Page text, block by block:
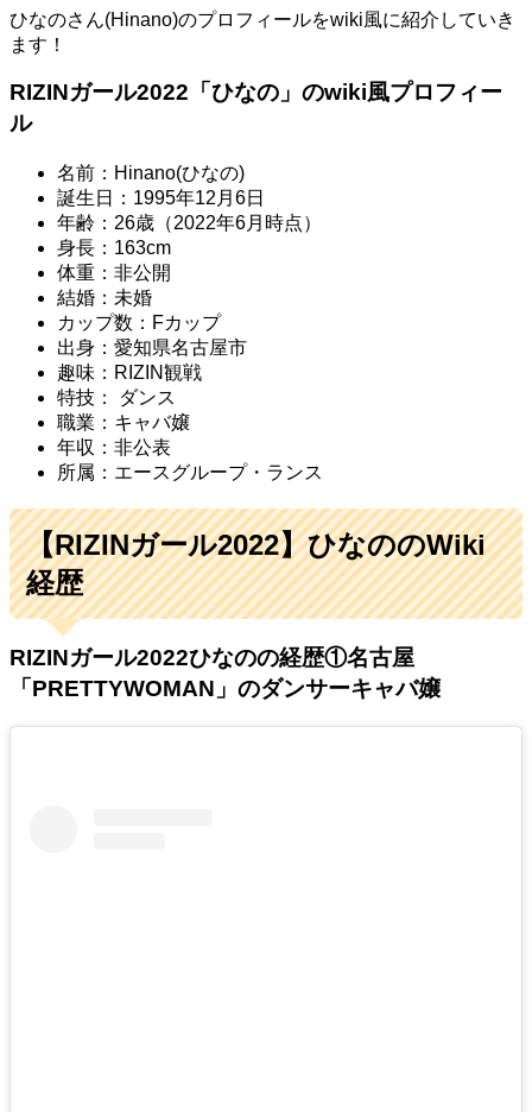
ひなのさん(Hinano)のプロフィールをwiki風に紹介していき
ます！
RIZINガール2022「ひなの」のwiki風プロフィー
ル
名前：Hinano(ひなの)
誕生日：1995年12月6日
年齢：26歳（2022年6月時点）
身長：163cm
体重：非公開
結婚：未婚
カップ数：Fカップ
出身：愛知県名古屋市
趣味：RIZIN観戦
特技： ダンス
職業：キャバ嬢
年収：非公表
所属：エースグループ・ランス
【RIZINガール2022】ひなののWiki
経歴
RIZINガール2022ひなのの経歴①名古屋
「PRETTYWOMAN」のダンサーキャバ嬢